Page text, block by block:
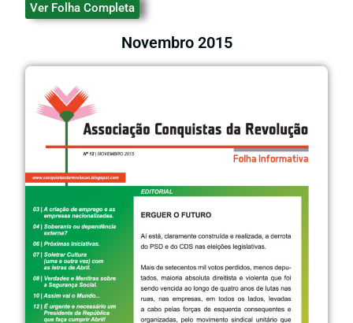
Ver Folha Completa
Novembro 2015